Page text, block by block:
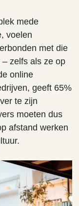
mede
voelen
met die
zelfs als ze op
online
geeft 65%
te zijn
moeten dus
afstand werken